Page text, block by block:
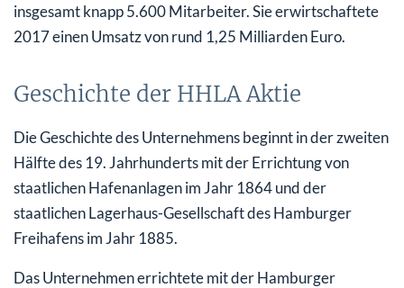
insgesamt knapp 5.600 Mitarbeiter. Sie erwirtschaftete
2017 einen Umsatz von rund 1,25 Milliarden Euro.
Geschichte der HHLA Aktie
Die Geschichte des Unternehmens beginnt in der zweiten
Hälfte des 19. Jahrhunderts mit der Errichtung von
staatlichen Hafenanlagen im Jahr 1864 und der
staatlichen Lagerhaus-Gesellschaft des Hamburger
Freihafens im Jahr 1885.
Das Unternehmen errichtete mit der Hamburger